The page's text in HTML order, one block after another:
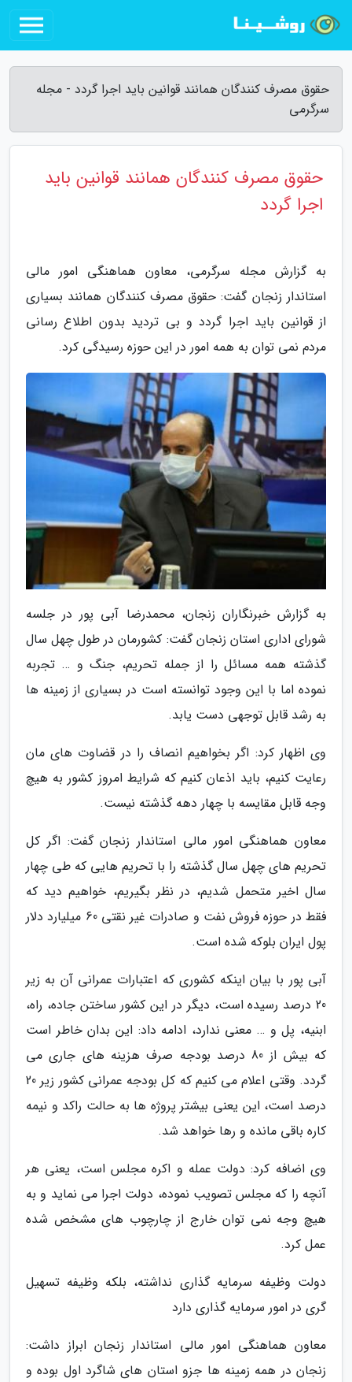
حقوق مصرف کنندگان همانند قوانین باید اجرا گردد - مجله
سرگرمی
حقوق مصرف کنندگان همانند قوانین باید
اجرا گردد
به گزارش مجله سرگرمی، معاون هماهنگی امور مالی
استاندار زنجان گفت: حقوق مصرف کنندگان همانند بسیاری
از قوانین باید اجرا گردد و بی تردید بدون اطلاع رسانی
مردم نمی توان به همه امور در این حوزه رسیدگی کرد.
به گزارش خبرنگاران زنجان، محمدرضا آبی پور در جلسه
شورای اداری استان زنجان گفت: کشورمان در طول چهل سال
گذشته همه مسائل را از جمله تحریم، جنگ و … تجربه
نموده اما با این وجود توانسته است در بسیاری از زمینه ها
به رشد قابل توجهی دست یابد.
وی اظهار کرد: اگر بخواهیم انصاف را در قضاوت های مان
رعایت کنیم، باید اذعان کنیم که شرایط امروز کشور به هیچ
وجه قابل مقایسه با چهار دهه گذشته نیست.
معاون هماهنگی امور مالی استاندار زنجان گفت: اگر کل
تحریم های چهل سال گذشته را با تحریم هایی که طی چهار
سال اخیر متحمل شدیم، در نظر بگیریم، خواهیم دید که
فقط در حوزه فروش نفت و صادرات غیر نقتی 60 میلیارد دلار
پول ایران بلوکه شده است.
آبی پور با بیان اینکه کشوری که اعتبارات عمرانی آن به زیر
20 درصد رسیده است، دیگر در این کشور ساختن جاده، راه،
ابنیه، پل و … معنی ندارد، ادامه داد: این بدان خاطر است
که بیش از 80 درصد بودجه صرف هزینه های جاری می
گردد. وقتی اعلام می کنیم که کل بودجه عمرانی کشور زیر 20
درصد است، این یعنی بیشتر پروژه ها به حالت راکد و نیمه
کاره باقی مانده و رها خواهد شد.
وی اضافه کرد: دولت عمله و اکره مجلس است، یعنی هر
آنچه را که مجلس تصویب نموده، دولت اجرا می نماید و به
هیچ وجه نمی توان خارج از چارچوب های مشخص شده
عمل کرد.
دولت وظیفه سرمایه گذاری نداشته، بلکه وظیفه تسهیل
گری در امور سرمایه گذاری دارد
معاون هماهنگی امور مالی استاندار زنجان ابراز داشت:
زنجان در همه زمینه ها جزو استان های شاگرد اول بوده و